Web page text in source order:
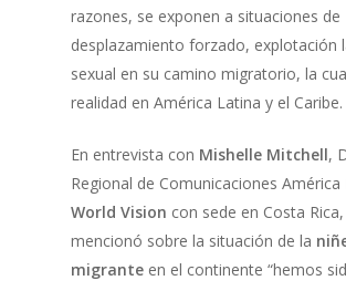
razones, se exponen a situaciones de
desplazamiento forzado, explotación
sexual en su camino migratorio, la
realidad en América Latina y el Caribe.
En entrevista con Mishelle Mitchell,
Regional de Comunicaciones América
World Vision con sede en Costa
mencionó sobre la situación de la
migrante en el continente “hemos